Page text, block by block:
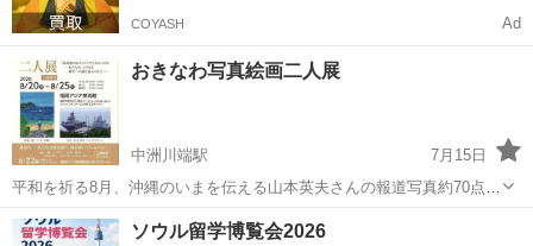
COYASH Ad
おきなわ写真絵画二人展
中洲川端駅
7月15日
平和を祈る8月、沖縄のいまを伝える山本英夫さんの報道写真約70点と
島しづ子さんの水彩画約30点を8月20日〜25日に福岡アジア美術館交
流ギャラリーで展示します。会期中の8月22日（土）14時〜アジア美術
福岡 福岡市 中洲川端駅 展示会
ソウル留学博覧会2026